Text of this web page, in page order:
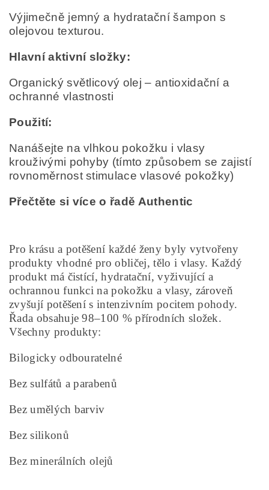
Výjimečně jemný a hydratační šampon s
olejovou texturou.
Hlavní aktivní složky:
Organický světlicový olej – antioxidační a
ochranné vlastnosti
Použití:
Nanášejte na vlhkou pokožku i vlasy
krouživými pohyby (tímto způsobem se zajistí
rovnoměrnost stimulace vlasové pokožky)
Přečtěte si více o řadě Authentic
Pro krásu a potěšení každé ženy byly vytvořeny
produkty vhodné pro obličej, tělo i vlasy. Každý
produkt má čistící, hydratační, vyživující a
ochrannou funkci na pokožku a vlasy, zároveň
zvyšují potěšení s intenzivním pocitem pohody.
Řada obsahuje 98–100 % přírodních složek.
Všechny produkty:
Bilogicky odbouratelné
Bez sulfátů a parabenů
Bez umělých barviv
Bez silikonů
Bez minerálních olejů